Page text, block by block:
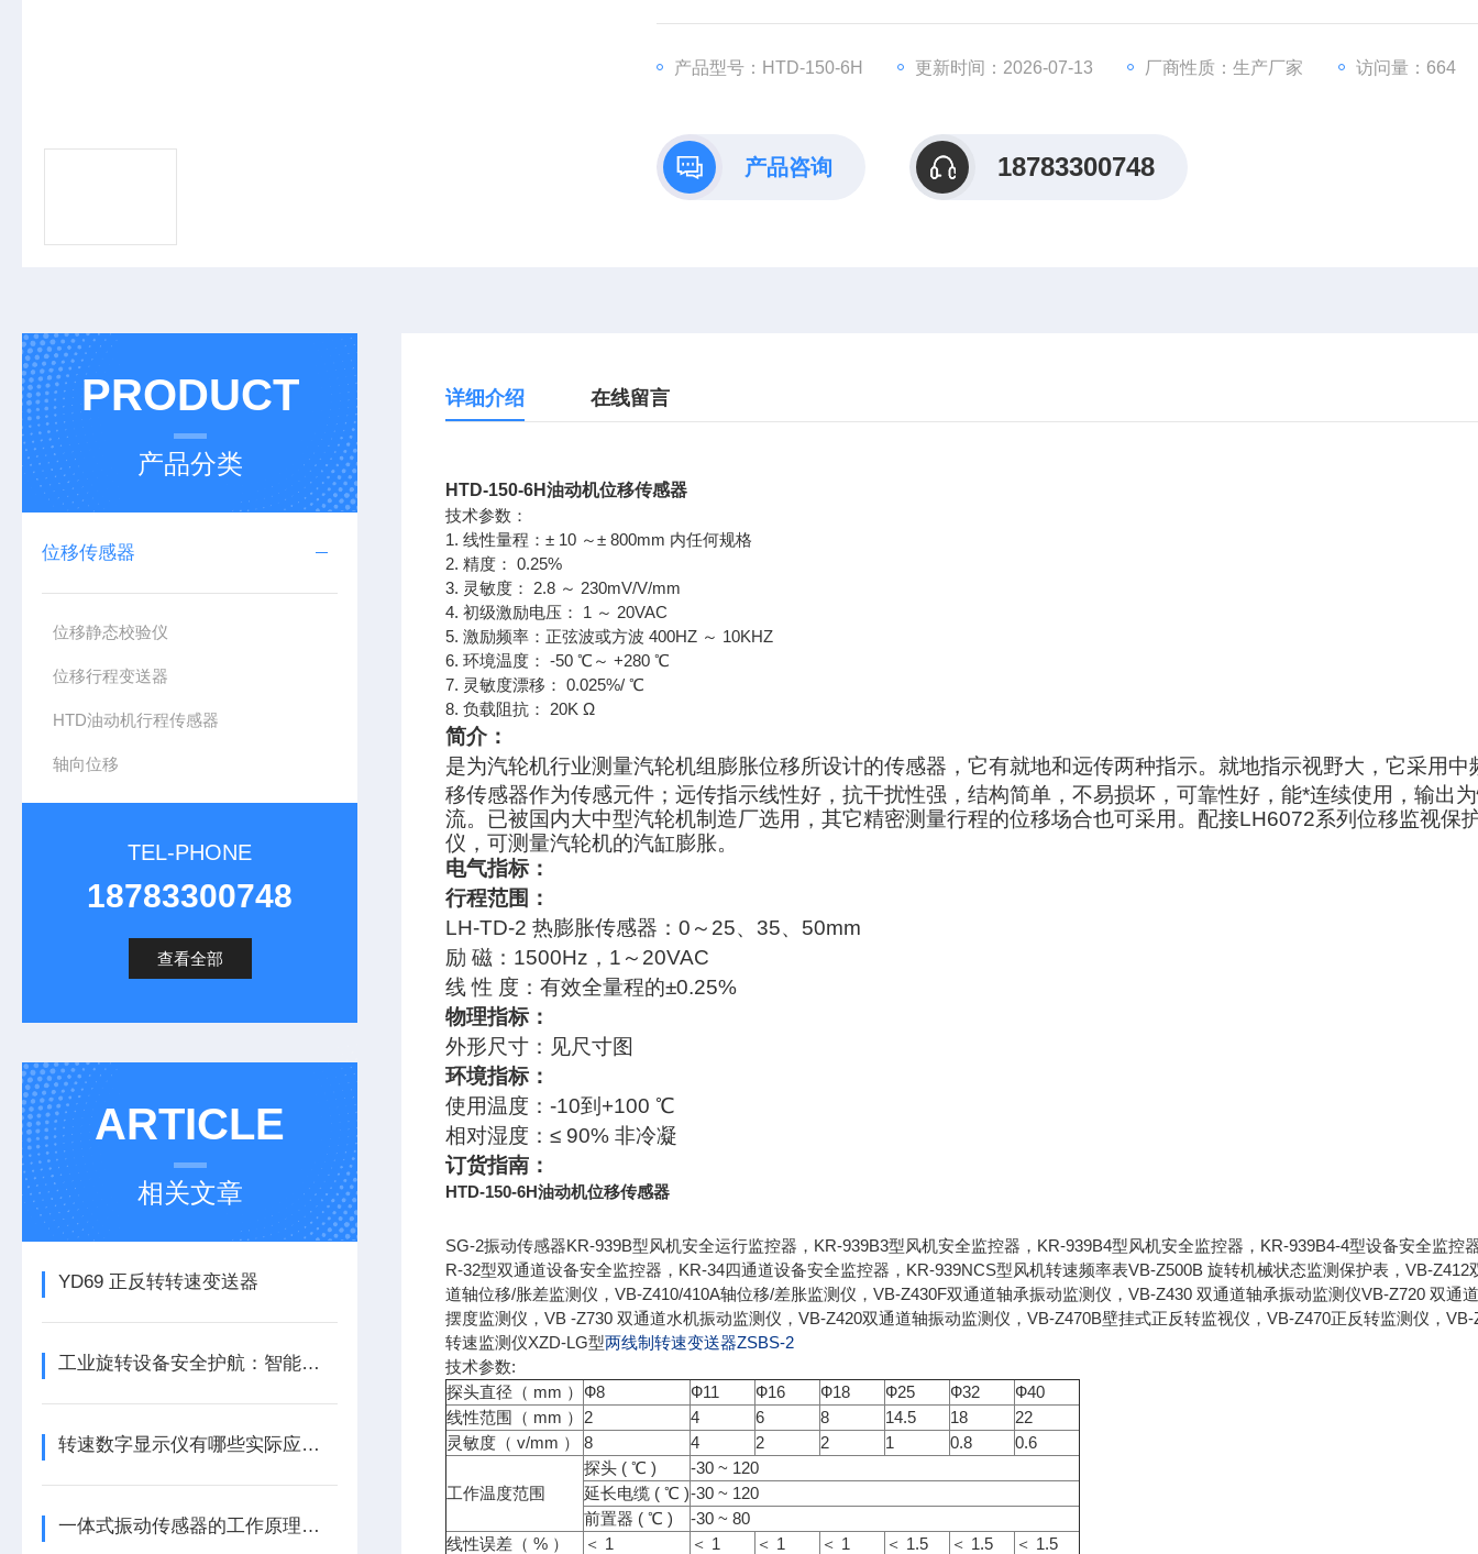
产品型号：HTD-150-6H 更新时间：2026-07-13 厂商性质：生产厂家 访问量：664
产品咨询 18783300748
PRODUCT
产品分类
位移传感器
位移静态校验仪
位移行程变送器
HTD油动机行程传感器
轴向位移
TEL-PHONE
18783300748
查看全部
ARTICLE
相关文章
YD69 正反转转速变送器
工业旋转设备安全护航：智能转速监测仪技术现状与应用优化研究
转速数字显示仪有哪些实际应用？
一体式振动传感器的工作原理是什么？
详细介绍 在线留言
HTD-150-6H油动机位移传感器
技术参数：
1. 线性量程：± 10 ～± 800mm 内任何规格
2. 精度： 0.25%
3. 灵敏度： 2.8 ～ 230mV/V/mm
4. 初级激励电压： 1 ～ 20VAC
5. 激励频率：正弦波或方波 400HZ ～ 10KHZ
6. 环境温度： -50 ℃～ +280 ℃
7. 灵敏度漂移： 0.025%/ ℃
8. 负载阻抗： 20K Ω
简介：
是为汽轮机行业测量汽轮机组膨胀位移所设计的传感器，它有就地和远传两种指示。就地指示视野大，它采用中
移传感器作为传感元件；远传指示线性好，抗干扰性强，结构简单，不易损坏，可靠性好，能*连续使用，输出
流。已被国内大中型汽轮机制造厂选用，其它精密测量行程的位移场合也可采用。配接LH6072系列位移监视保
仪，可测量汽轮机的汽缸膨胀。
电气指标：
行程范围：
LH-TD-2 热膨胀传感器：0～25、35、50mm
励 磁：1500Hz，1～20VAC
线 性 度：有效全量程的±0.25%
物理指标：
外形尺寸：见尺寸图
环境指标：
使用温度：-10到+100 ℃
相对湿度：≤ 90% 非冷凝
订货指南：
HTD-150-6H油动机位移传感器
SG-2振动传感器KR-939B型风机安全运行监控器，KR-939B3型风机安全监控器，KR-939B4型风机安全监控器，KR-939B4-4型设备安全监控
R-32型双通道设备安全监控器，KR-34四通道设备安全监控器，KR-939NCS型风机转速频率表VB-Z500B 旋转机械状态监测保护表，VB-Z412
道轴位移/胀差监测仪，VB-Z410/410A轴位移/差胀监测仪，VB-Z430F双通道轴承振动监测仪，VB-Z430 双通道轴承振动监测仪VB-Z720 双通
摆度监测仪，VB -Z730 双通道水机振动监测仪，VB-Z420双通道轴振动监测仪，VB-Z470B壁挂式正反转监视仪，VB-Z470正反转监测仪，VB-
转速监测仪XZD-LG型两线制转速变送器ZSBS-2
技术参数:
探头直径（ mm ）
Ф8 Ф11 Ф16 Ф18 Ф25 Ф32
Ф40
线性范围（ mm ）
2 4 6 8 14.5 18
22
灵敏度（ v/mm ）
8 4 2 2 1 0.8 0.6
工作温度范围
探头 ( ℃ )
-30 ~ 120
延长电缆 ( ℃ )-30 ~ 120
前置器 ( ℃ )
-30 ~ 80
线性误差（ % ）
＜ 1 ＜ 1 ＜ 1 ＜ 1 ＜ 1.5 ＜ 1.5
＜ 1.5